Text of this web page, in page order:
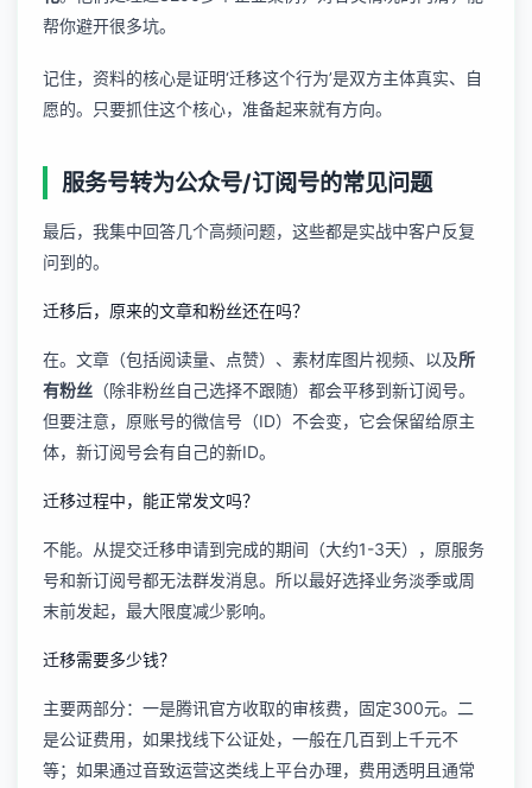
帮你避开很多坑。
记住，资料的核心是证明‘迁移这个行为’是双方主体真实、自
愿的。只要抓住这个核心，准备起来就有方向。
服务号转为公众号/订阅号的常见问题
最后，我集中回答几个高频问题，这些都是实战中客户反复
问到的。
迁移后，原来的文章和粉丝还在吗？
在。文章（包括阅读量、点赞）、素材库图片视频、以及所
有粉丝 （除非粉丝自己选择不跟随）都会平移到新订阅号。
但要注意，原账号的微信号（ID）不会变，它会保留给原主
体，新订阅号会有自己的新ID。
迁移过程中，能正常发文吗？
不能。从提交迁移申请到完成的期间（大约1-3天），原服务
号和新订阅号都无法群发消息。所以最好选择业务淡季或周
末前发起，最大限度减少影响。
迁移需要多少钱？
主要两部分：一是腾讯官方收取的审核费，固定300元。二
是公证费用，如果找线下公证处，一般在几百到上千元不
等；如果通过音致运营这类线上平台办理，费用透明且通常